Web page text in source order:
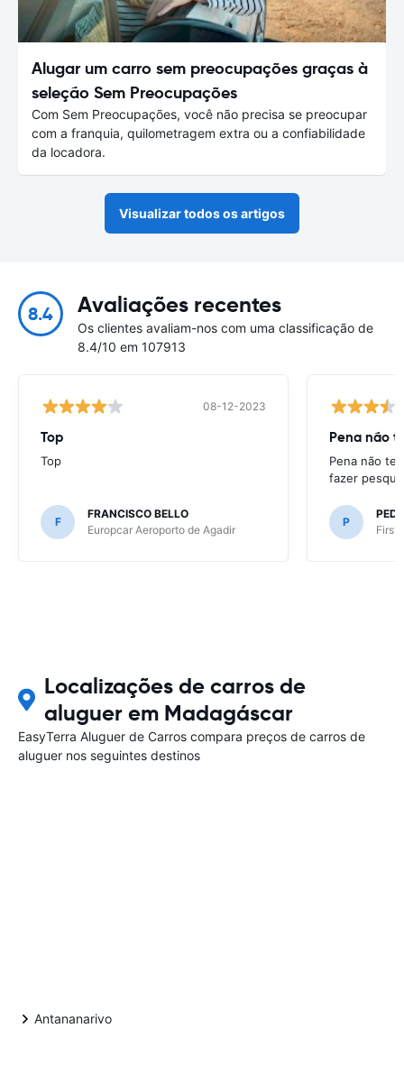
Alugar um carro sem preocupações graças à
seleção Sem Preocupações
Com Sem Preocupações, você não precisa se preocupar
com a franquia, quilometragem extra ou a confiabilidade
da locadora.
Visualizar todos os artigos
8.4 Avaliações recentes
Os clientes avaliam-nos com uma classificação de
8.4/10 em 107913
08-12-2023
Top
Top
F
FRANCISCO BELLO
Europcar Aeroporto de Agadir
Pena não
Pena não
fazer
P
First
Localizações de carros de
aluguer em Madagáscar
EasyTerra Aluguer de Carros compara preços de carros de
aluguer nos seguintes destinos
Antananarivo